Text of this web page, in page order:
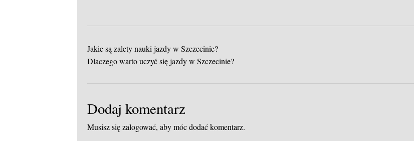
Jakie są zalety nauki jazdy w Szczecinie?
Dlaczego warto uczyć się jazdy w Szczecinie?
Dodaj komentarz
Musisz sięzalogować, aby móc dodać komentarz.